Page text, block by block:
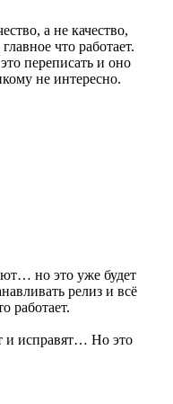
а не качество,
что работает.
переписать и оно
не интересно.
но это уже будет
релиз и всё
работает.
исправят… Но это